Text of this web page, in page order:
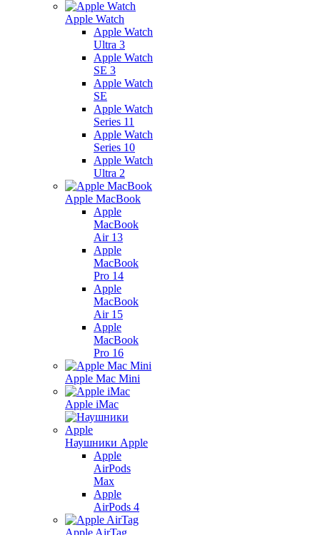
Apple Watch
Apple Watch
Ultra 3
Apple Watch
SE 3
Apple Watch
SE
Apple Watch
Series 11
Apple Watch
Series 10
Apple Watch
Ultra 2
Apple MacBook
Apple
MacBook
Air 13
Apple
MacBook
Pro 14
Apple
MacBook
Air 15
Apple
MacBook
Pro 16
Apple Mac Mini
Apple iMac
Наушники Apple
Apple
AirPods
Max
Apple
AirPods 4
Apple AirTag